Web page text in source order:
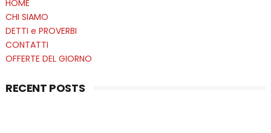
HOME
CHI SIAMO
DETTI e PROVERBI
CONTATTI
OFFERTE DEL GIORNO
RECENT POSTS